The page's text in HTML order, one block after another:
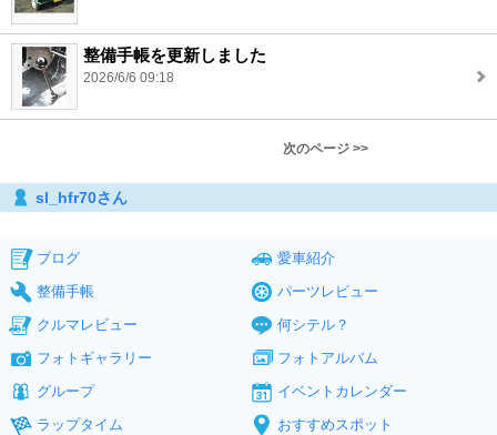
整備手帳を更新しました
2026/6/6 09:18
次のページ >>
sl_hfr70さん
ブログ
愛車紹介
整備手帳
パーツレビュー
クルマレビュー
何シテル？
フォトギャラリー
フォトアルバム
グループ
イベントカレンダー
ラップタイム
おすすめスポット